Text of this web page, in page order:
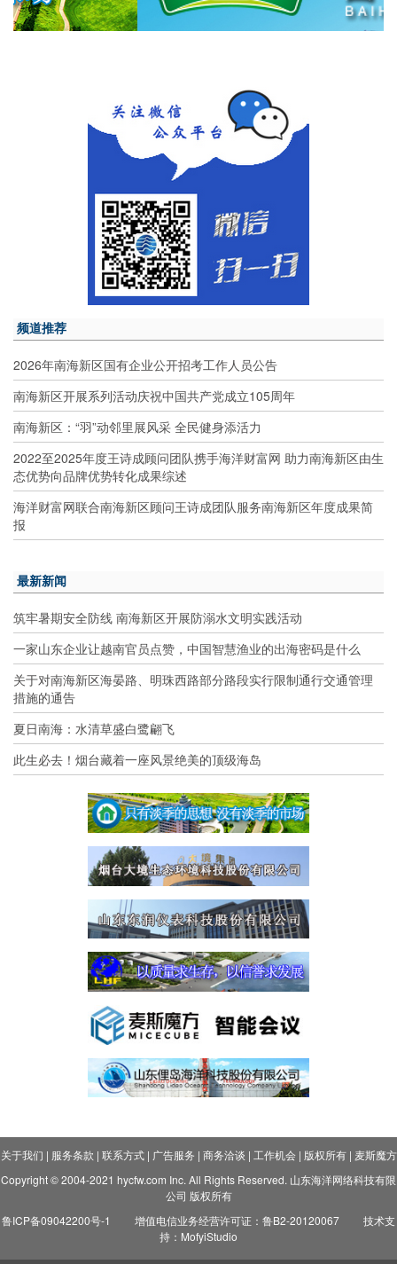
频道推荐
2026年南海新区国有企业公开招考工作人员公告
南海新区开展系列活动庆祝中国共产党成立105周年
南海新区：“羽”动邻里展风采 全民健身添活力
2022至2025年度王诗成顾问团队携手海洋财富网 助力南海新区由生
态优势向品牌优势转化成果综述
海洋财富网联合南海新区顾问王诗成团队服务南海新区年度成果简
报
最新新闻
筑牢暑期安全防线 南海新区开展防溺水文明实践活动
一家山东企业让越南官员点赞，中国智慧渔业的出海密码是什么
关于对南海新区海晏路、明珠西路部分路段实行限制通行交通管理
措施的通告
夏日南海：水清草盛白鹭翩飞
此生必去！烟台藏着一座风景绝美的顶级海岛
关于我们 | 服务条款 | 联系方式| 广告服务 | 商务洽谈 | 工作机会| 版权所有| 麦斯魔方
Copyright © 2004-2021 hycfw.com Inc. All Rights Reserved. 山东海洋网络科技有限
公司 版权所有
鲁ICP备09042200号-1
增值电信业务经营许可证：鲁B2-20120067
技术支
持：MofyiStudio